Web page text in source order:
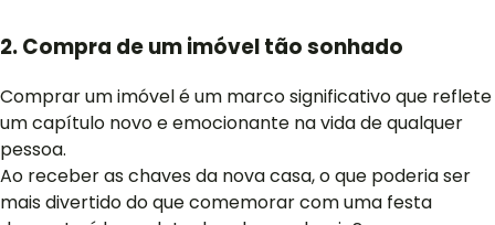
2. Compra de um imóvel tão sonhado
Comprar um imóvel é um marco significativo que reflete
um capítulo novo e emocionante na vida de qualquer
pessoa.
Ao receber as chaves da nova casa, o que poderia ser
mais divertido do que comemorar com uma festa